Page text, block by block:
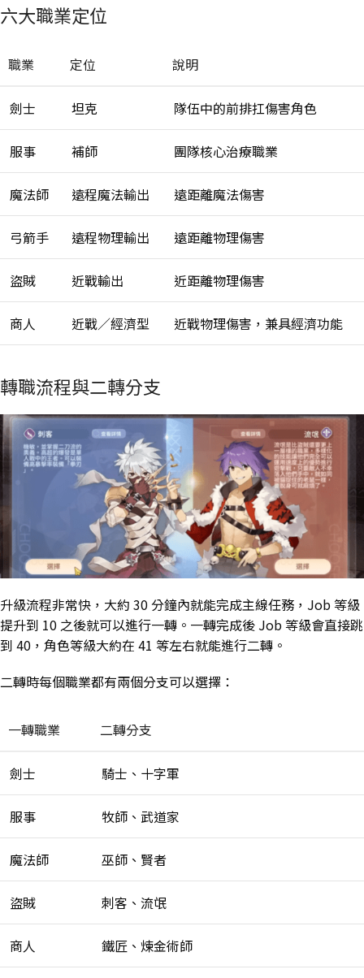
六大職業定位
職業 定位 說明
劍士 坦克 隊伍中的前排扛傷害角色
服事 補師 團隊核心治療職業
魔法師 遠程魔法輸出 遠距離魔法傷害
弓箭手 遠程物理輸出 遠距離物理傷害
盜賊 近戰輸出 近距離物理傷害
商人 近戰／經濟型 近戰物理傷害，兼具經濟功能
轉職流程與二轉分支
升級流程非常快，大約 30 分鐘內就能完成主線任務，Job 等級
提升到 10 之後就可以進行一轉。一轉完成後 Job 等級會直接跳
到 40，角色等級大約在 41 等左右就能進行二轉。
二轉時每個職業都有兩個分支可以選擇：
一轉職業 二轉分支
劍士 騎士、十字軍
服事 牧師、武道家
魔法師 巫師、賢者
盜賊 刺客、流氓
商人 鐵匠、煉金術師